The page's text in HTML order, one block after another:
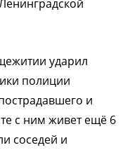
ударил
полиции
и
с ним живет ещё 6
соседей и